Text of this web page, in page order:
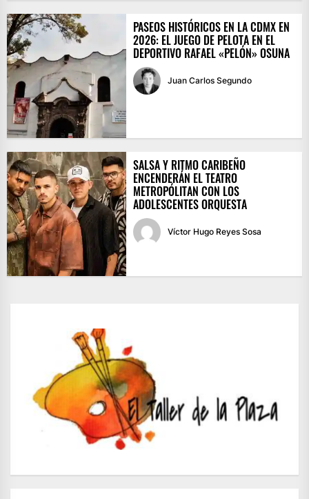
PASEOS HISTÓRICOS EN LA CDMX EN
2026: EL JUEGO DE PELOTA EN EL
DEPORTIVO RAFAEL «PELÓN» OSUNA
Juan Carlos Segundo
SALSA Y RITMO CARIBEÑO
ENCENDERÁN EL TEATRO
METROPÓLITAN CON LOS
ADOLESCENTES ORQUESTA
Víctor Hugo Reyes Sosa